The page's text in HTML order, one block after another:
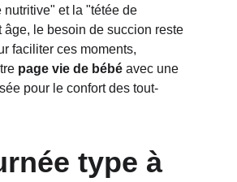
nutritive" et la "tétée de
âge, le besoin de succion reste
faciliter ces moments,
page vie de bébé avec une
pour le confort des tout-
type à